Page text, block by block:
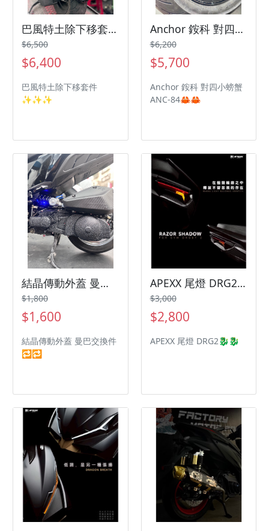
巴風特土除下移套件 三陽機車 SYM 曼巴 Jetsl
$6,500
$6,400
巴風特土除下移套件
✨✨✨
Anchor 銨科 對四小螃蟹 ANC-84三陽機車 SYM 曼巴 Jetsl
$6,200
$5,700
Anchor 銨科 對四小螃蟹
ANC-84🦀🦀
結晶傳動外蓋 曼巴交換件 三陽機車 SYM 曼巴 Jetsl
$1,800
$1,600
結晶傳動外蓋 曼巴交換件
🔁🔁
APEXX 尾燈 DRG2 三陽機車 SYM 曼巴 Jetsl
$3,000
$2,800
APEXX 尾燈 DRG2🐉🐉